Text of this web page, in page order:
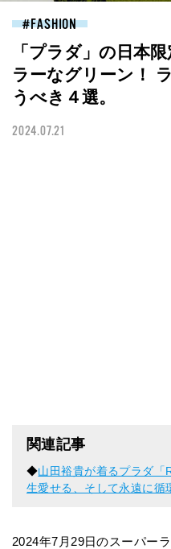
FASHION
「プラダ」の日本
ラーなグリーン！
うべき４選。
2024.07.21
関連記事
◆山田裕貴が着るプラダ
生愛せる、そして永遠に循
2024年7月29日のスーパー